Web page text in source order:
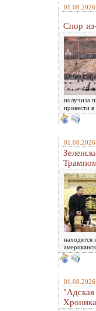
Спор
получила
провести в
находятся
Хроника